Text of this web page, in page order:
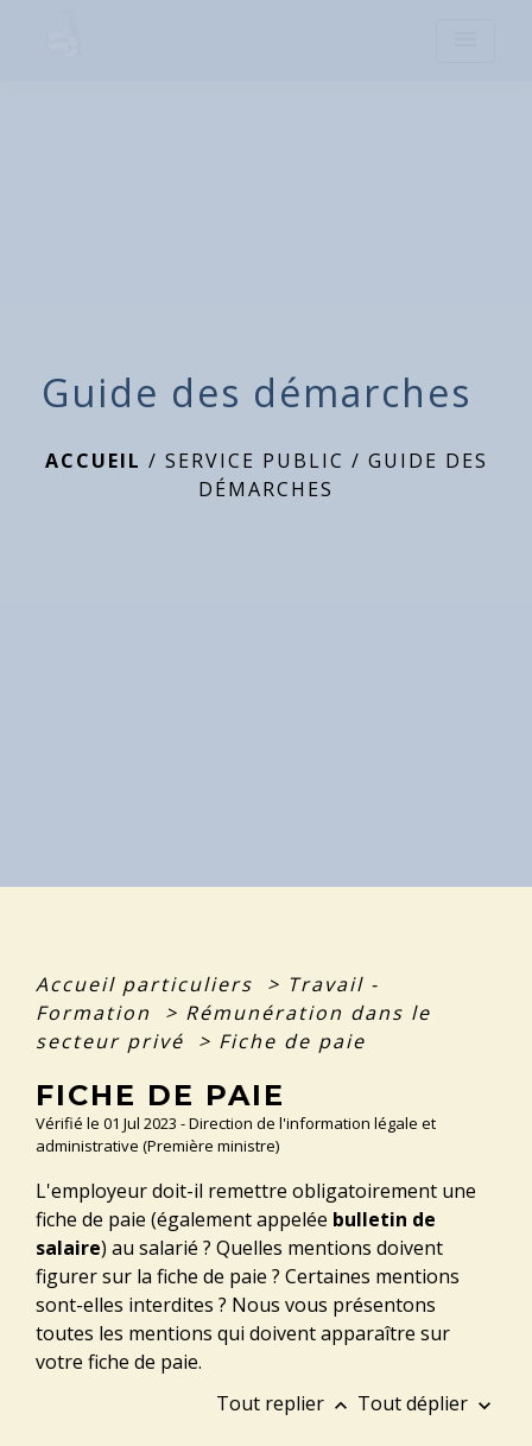
Guide des démarches
ACCUEIL / SERVICE PUBLIC / GUIDE DES
DÉMARCHES
Accueil particuliers > Travail -
Formation
> Rémunération dans le
secteur privé
> Fiche de paie
FICHE DE PAIE
Vérifié le 01 Jul 2023 - Direction de l'information légale et
administrative (Première ministre)
L'employeur doit-il remettre obligatoirement une
fiche de paie (également appelée bulletin de
salaire) au salarié ? Quelles mentions doivent
figurer sur la fiche de paie ? Certaines mentions
sont-elles interdites ? Nous vous présentons
toutes les mentions qui doivent apparaître sur
votre fiche de paie.
Tout replier keyboard_arrow_up Tout déplier keyboard_arrow_down